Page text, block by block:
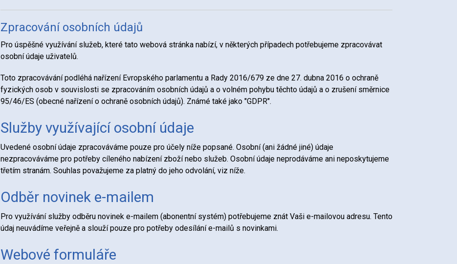
Zpracování osobních údajů
Pro úspěšné využívání služeb, které tato webová stránka nabízí, v některých případech potřebujeme zpracovávat
osobní údaje uživatelů.
Toto zpracovávání podléhá nařízení Evropského parlamentu a Rady 2016/679 ze dne 27. dubna 2016 o ochraně
fyzických osob v souvislosti se zpracováním osobních údajů a o volném pohybu těchto údajů a o zrušení směrnice
95/46/ES (obecné nařízení o ochraně osobních údajů). Známé také jako "GDPR".
Služby využívající osobní údaje
Uvedené osobní údaje zpracováváme pouze pro účely níže popsané. Osobní (ani žádné jiné) údaje
nezpracováváme pro potřeby cíleného nabízení zboží nebo služeb. Osobní údaje neprodáváme ani neposkytujeme
třetím stranám. Souhlas považujeme za platný do jeho odvolání, viz níže.
Odběr novinek e-mailem
Pro využívání služby odběru novinek e-mailem (abonentní systém) potřebujeme znát Vaši e-mailovou adresu. Tento
údaj neuvádíme veřejně a slouží pouze pro potřeby odesílání e-mailů s novinkami.
Webové formuláře